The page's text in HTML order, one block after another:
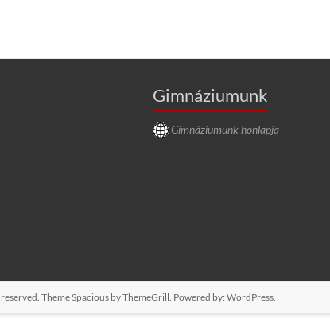
Gimnáziumunk
Gimnáziumunk honlapja
reserved. ThemeSpacious by ThemeGrill. Powered by: WordPress